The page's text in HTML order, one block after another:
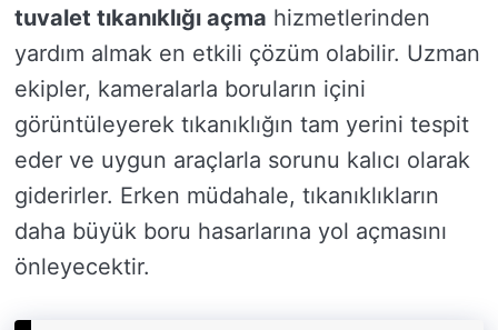
tuvalet tıkanıklığı açma hizmetlerinden
yardım almak en etkili çözüm olabilir. Uzman
ekipler, kameralarla boruların içini
görüntüleyerek tıkanıklığın tam yerini tespit
eder ve uygun araçlarla sorunu kalıcı olarak
giderirler. Erken müdahale, tıkanıklıkların
daha büyük boru hasarlarına yol açmasını
önleyecektir.